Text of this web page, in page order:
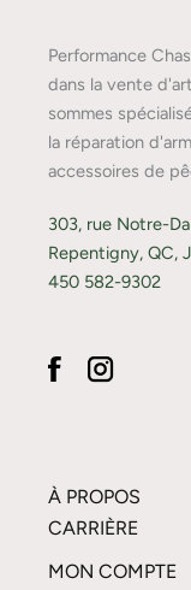
Performance
dans la vente
sommes
la réparation
accessoires de
303, rue Notre-
Repentigny, QC,
450 582-9302
À PROPOS
CARRIÈRE
MON COMPTE